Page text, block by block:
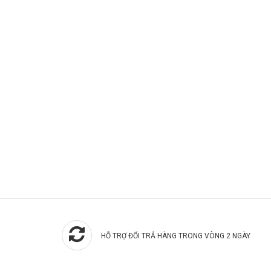
HỖ TRỢ ĐỔI TRẢ HÀNG TRONG VÒNG 2 NGÀY